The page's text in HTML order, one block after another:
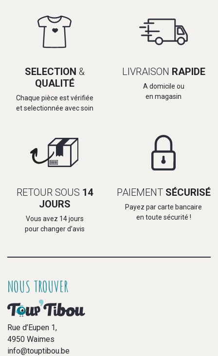
SELECTION &
QUALITÉ
Chaque pièce est vérifiée
et selectionnée avec soin
LIVRAISON RAPIDE
A domicile ou
en magasin
RETOUR SOUS 14
JOURS
Vous avez 14 jours
pour changer d’avis
PAIEMENT SÉCURISÉ
Payez par carte bancaire
en toute sécurité !
NOUS TROUVER
Rue d’Eupen 1,
4950 Waimes
info@touptibou.be